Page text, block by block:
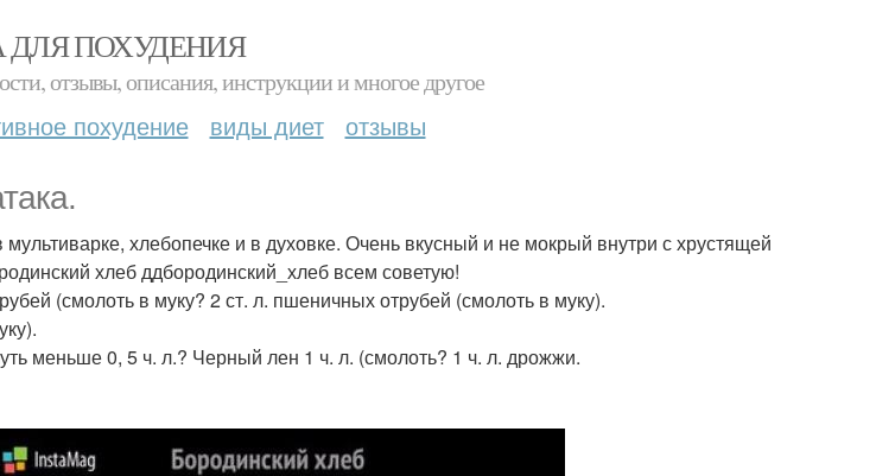
ДЛЯ ПОХУДЕНИЯ
отзывы, описания, инструкции и многое другое
похудение виды диет отзывы
хлебопечке и в духовке. Очень вкусный и не мокрый внутри с хрустящей
хлеб ддбородинский_хлеб всем советую!
(смолоть в муку? 2 ст. л. пшеничных отрубей (смолоть в муку).
меньше 0, 5 ч. л.? Черный лен 1 ч. л. (смолоть? 1 ч. л. дрожжи.